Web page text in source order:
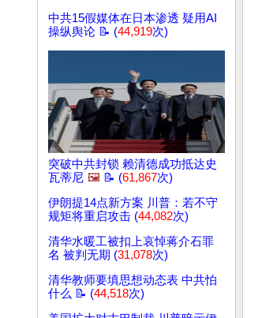
中共15假媒体在日本渗透 疑用AI
操纵舆论 📝 (44,919次)
突破中共封锁 赖清德成功抵达史
瓦蒂尼 🖼️ 📝 (61,867次)
伊朗提14点新方案 川普：若不守
规矩将重启攻击 (44,082次)
清华水暖工被扣上哀悼蒋介石罪
名 被判无期 (31,078次)
清华教师要填思想动态表 中共怕
什么 📝 (44,518次)